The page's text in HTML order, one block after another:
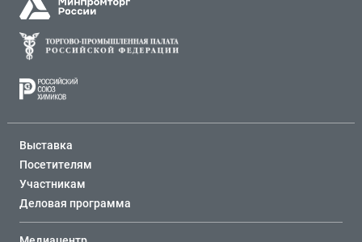
Выставка
Посетителям
Участникам
Деловая программа